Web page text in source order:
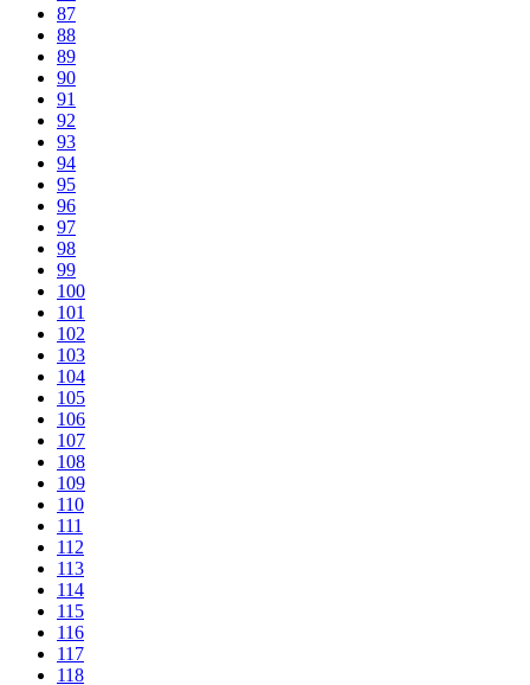
87
88
89
90
91
92
93
94
95
96
97
98
99
100
101
102
103
104
105
106
107
108
109
110
111
112
113
114
115
116
117
118